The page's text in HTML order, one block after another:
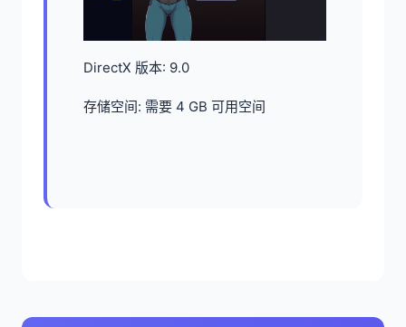
DirectX 版本: 9.0
存储空间: 需要 4 GB 可用空间